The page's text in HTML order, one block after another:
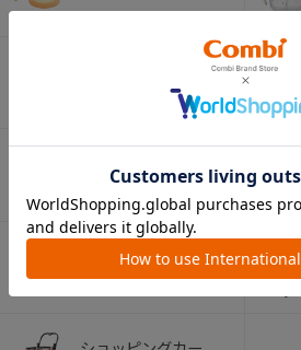
ン・フォーク
（お口のケア）
アウトドアグッズ
（ヘルメット）